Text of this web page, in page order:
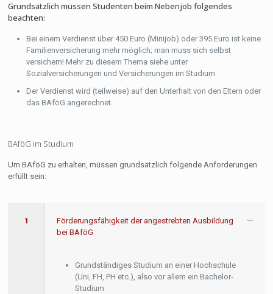
Grundsätzlich müssen Studenten beim Nebenjob folgendes
beachten:
Bei einem Verdienst über 450 Euro (Minijob) oder 395 Euro ist keine
Familienversicherung mehr möglich; man muss sich selbst
versichern! Mehr zu diesem Thema siehe unter
Sozialversicherungen und Versicherungen im Studium
Der Verdienst wird (teilweise) auf den Unterhalt von den Eltern oder
das BAföG angerechnet.
BAföG im Studium
Um BAföG zu erhalten, müssen grundsätzlich folgende Anforderungen
erfüllt sein:
1
Förderungsfähigkeit der angestrebten Ausbildung
bei BAföG
Grundständiges Studium an einer Hochschule
(Uni, FH, PH etc.), also vor allem ein Bachelor-
Studium